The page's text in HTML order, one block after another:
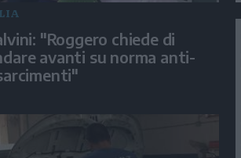
"Roggero chiede di
avanti su norma anti-